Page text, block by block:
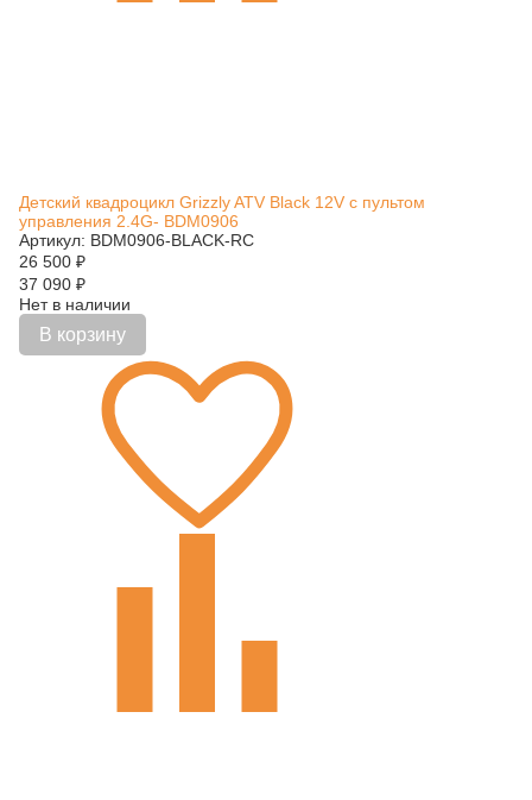
Детский квадроцикл Grizzly ATV Black 12V с пультом
управления 2.4G- BDM0906
Артикул: BDM0906-BLACK-RC
26 500 ₽
37 090 ₽
Нет в наличии
В корзину